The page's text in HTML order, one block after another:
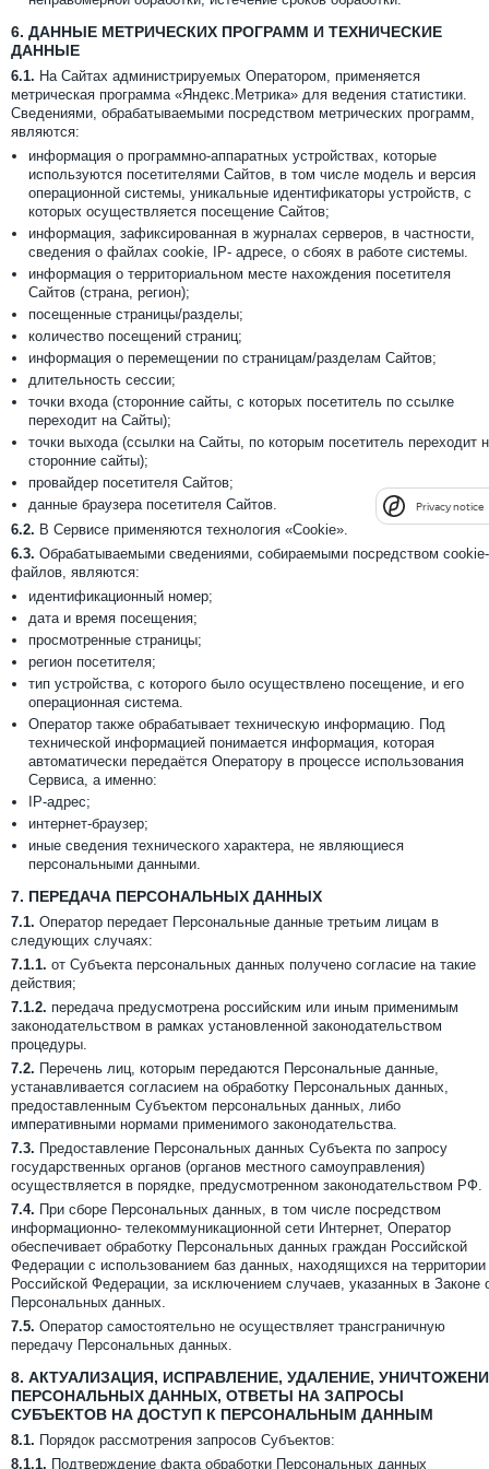
6. ДАННЫЕ МЕТРИЧЕСКИХ ПРОГРАММ И ТЕХНИЧЕСКИЕ
ДАННЫЕ
6.1. На Сайтах администрируемых Оператором, применяется
метрическая программа «Яндекс.Метрика» для ведения статистики.
Сведениями, обрабатываемыми посредством метрических программ,
являются:
информация о программно-аппаратных устройствах, которые
используются посетителями Сайтов, в том числе модель и версия
операционной системы, уникальные идентификаторы устройств, с
которых осуществляется посещение Сайтов;
информация, зафиксированная в журналах серверов, в частности,
сведения о файлах cookie, IP- адресе, о сбоях в работе системы.
информация о территориальном месте нахождения посетителя
Сайтов (страна, регион);
посещенные страницы/разделы;
количество посещений страниц;
информация о перемещении по страницам/разделам Сайтов;
длительность сессии;
точки входа (сторонние сайты, с которых посетитель по ссылке
переходит на Сайты);
точки выхода (ссылки на Сайты, по которым посетитель переходит
сторонние сайты);
провайдер посетителя Сайтов;
данные браузера посетителя Сайтов.
6.2. В Сервисе применяются технология «Cookie».
6.3. Обрабатываемыми сведениями, собираемыми посредством cookie-
файлов, являются:
идентификационный номер;
дата и время посещения;
просмотренные страницы;
регион посетителя;
тип устройства, с которого было осуществлено посещение, и его
операционная система.
Оператор также обрабатывает техническую информацию. Под
технической информацией понимается информация, которая
автоматически передаётся Оператору в процессе использования
Сервиса, а именно:
IP-адрес;
интернет-браузер;
иные сведения технического характера, не являющиеся
персональными данными.
7. ПЕРЕДАЧА ПЕРСОНАЛЬНЫХ ДАННЫХ
7.1. Оператор передает Персональные данные третьим лицам в
следующих случаях:
7.1.1. от Субъекта персональных данных получено согласие на такие
действия;
7.1.2. передача предусмотрена российским или иным применимым
законодательством в рамках установленной законодательством
процедуры.
7.2. Перечень лиц, которым передаются Персональные данные,
устанавливается согласием на обработку Персональных данных,
предоставленным Субъектом персональных данных, либо
императивными нормами применимого законодательства.
7.3. Предоставление Персональных данных Субъекта по запросу
государственных органов (органов местного самоуправления)
осуществляется в порядке, предусмотренном законодательством РФ.
7.4. При сборе Персональных данных, в том числе посредством
информационно- телекоммуникационной сети Интернет, Оператор
обеспечивает обработку Персональных данных граждан Российской
Федерации с использованием баз данных, находящихся на территории
Российской Федерации, за исключением случаев, указанных в Законе
Персональных данных.
7.5. Оператор самостоятельно не осуществляет трансграничную
передачу Персональных данных.
8. АКТУАЛИЗАЦИЯ, ИСПРАВЛЕНИЕ, УДАЛЕНИЕ,
ПЕРСОНАЛЬНЫХ ДАННЫХ, ОТВЕТЫ НА ЗАПРОСЫ
СУБЪЕКТОВ НА ДОСТУП К ПЕРСОНАЛЬНЫМ ДАННЫМ
8.1. Порядок рассмотрения запросов Субъектов:
8.1.1. Подтверждение факта обработки Персональных данных
Privacy notice